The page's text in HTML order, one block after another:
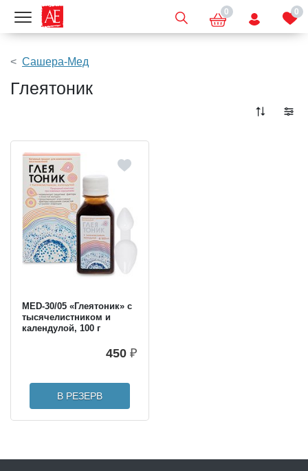
Показать меню 0 0
Сашера-Мед
Глеятоник
MED-30/05 «Глеятоник» с
тысячелистником и
календулой, 100 г
450 ₽
В РЕЗЕРВ